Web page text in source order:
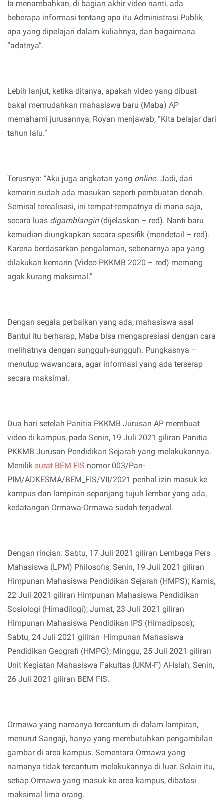
Ia menambahkan, di bagian akhir video nanti, ada
beberapa informasi tentang apa itu Administrasi Publik,
apa yang dipelajari dalam kuliahnya, dan bagaimana
“adatnya”.
Lebih lanjut, ketika ditanya, apakah video yang dibuat
bakal memudahkan mahasiswa baru (Maba) AP
memahami jurusannya, Royan menjawab, “Kita belajar dari
tahun lalu.”
Terusnya: “Aku juga angkatan yang online. Jadi, dari
kemarin sudah ada masukan seperti pembuatan denah.
Semisal terealisasi, ini tempat-tempatnya di mana saja,
secara luas digamblangin(dijelaskan – red). Nanti baru
kemudian diungkapkan secara spesifik (mendetail – red).
Karena berdasarkan pengalaman, sebenarnya apa yang
dilakukan kemarin (Video PKKMB 2020 – red) memang
agak kurang maksimal.”
Dengan segala perbaikan yang ada, mahasiswa asal
Bantul itu berharap, Maba bisa mengapresiasi dengan cara
melihatnya dengan sungguh-sungguh. Pungkasnya –
menutup wawancara, agar informasi yang ada terserap
secara maksimal.
Dua hari setelah Panitia PKKMB Jurusan AP membuat
video di kampus, pada Senin, 19 Juli 2021 giliran Panitia
PKKMB Jurusan Pendidikan Sejarah yang melakukannya.
Menilik surat BEM FIS nomor 003/Pan-
PIM/ADKESMA/BEM_FIS/VII/2021 perihal izin masuk ke
kampus dan lampiran sepanjang tujuh lembar yang ada,
kedatangan Ormawa-Ormawa sudah terjadwal.
Dengan rincian: Sabtu, 17 Juli 2021 giliran Lembaga Pers
Mahasiswa (LPM) Philosofis; Senin, 19 Juli 2021 giliran
Himpunan Mahasiswa Pendidikan Sejarah (HMPS); Kamis,
22 Juli 2021 giliran Himpunan Mahasiswa Pendidikan
Sosiologi (Himadilogi); Jumat, 23 Juli 2021 giliran
Himpunan Mahasiswa Pendidikan IPS (Himadipsos);
Sabtu, 24 Juli 2021 giliran Himpunan Mahasiswa
Pendidikan Geografi (HMPG); Minggu, 25 Juli 2021 giliran
Unit Kegiatan Mahasiswa Fakultas (UKM-F) Al-Islah; Senin,
26 Juli 2021 giliran BEM FIS.
Ormawa yang namanya tercantum di dalam lampiran,
menurut Sangaji, hanya yang membutuhkan pengambilan
gambar di area kampus. Sementara Ormawa yang
namanya tidak tercantum melakukannya di luar. Selain itu,
setiap Ormawa yang masuk ke area kampus, dibatasi
maksimal lima orang.